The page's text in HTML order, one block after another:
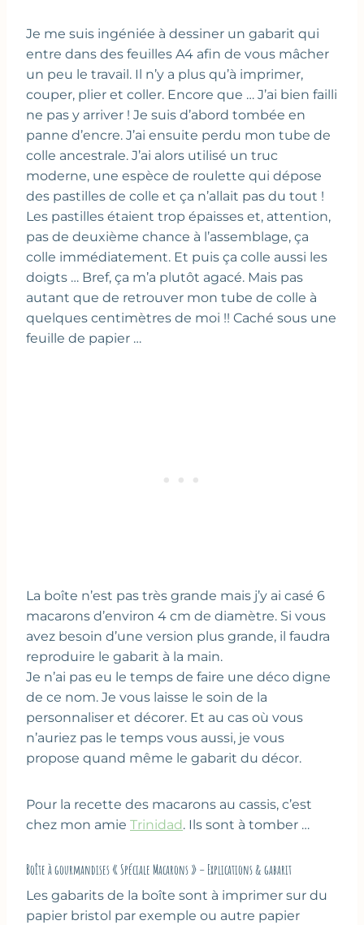
Je me suis ingéniée à dessiner un gabarit qui
entre dans des feuilles A4 afin de vous mâcher
un peu le travail. Il n’y a plus qu’à imprimer,
couper, plier et coller. Encore que … J’ai bien failli
ne pas y arriver ! Je suis d’abord tombée en
panne d’encre. J’ai ensuite perdu mon tube de
colle ancestrale. J’ai alors utilisé un truc
moderne, une espèce de roulette qui dépose
des pastilles de colle et ça n’allait pas du tout !
Les pastilles étaient trop épaisses et, attention,
pas de deuxième chance à l’assemblage, ça
colle immédiatement. Et puis ça colle aussi les
doigts … Bref, ça m’a plutôt agacé. Mais pas
autant que de retrouver mon tube de colle à
quelques centimètres de moi !! Caché sous une
feuille de papier …
La boîte n’est pas très grande mais j’y ai casé 6
macarons d’environ 4 cm de diamètre. Si vous
avez besoin d’une version plus grande, il faudra
reproduire le gabarit à la main.
Je n’ai pas eu le temps de faire une déco digne
de ce nom. Je vous laisse le soin de la
personnaliser et décorer. Et au cas où vous
n’auriez pas le temps vous aussi, je vous
propose quand même le gabarit du décor.
Pour la recette des macarons au cassis, c’est
chez mon amie Trinidad . Ils sont à tomber …
Boîte à gourmandises « Spéciale Macarons » – Explications & gabarit
Les gabarits de la boîte sont à imprimer sur du
papier bristol par exemple ou autre papier